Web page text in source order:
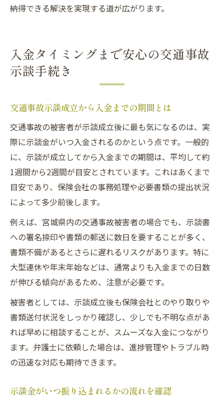
納得できる解決を実現する道が広がります。
入金タイミングまで安心の交通事故
示談手続き
交通事故示談成立から入金までの期間とは
交通事故の被害者が示談成立後に最も気になるのは、実
際に示談金がいつ入金されるのかという点です。一般的
に、示談が成立してから入金までの期間は、平均して約
1週間から2週間が目安とされています。これはあくまで
目安であり、保険会社の事務処理や必要書類の提出状況
によって多少前後します。
例えば、宮城県内の交通事故被害者の場合でも、示談書
への署名捺印や書類の郵送に数日を要することが多く、
書類不備があるとさらに遅れるリスクがあります。特に
大型連休や年末年始などは、通常よりも入金までの日数
が伸びる傾向があるため、注意が必要です。
被害者としては、示談成立後も保険会社とのやり取りや
書類送付状況をしっかり確認し、少しでも不明な点があ
れば早めに相談することが、スムーズな入金につながり
ます。弁護士に依頼した場合は、進捗管理やトラブル時
の迅速な対応も期待できます。
示談金がいつ振り込まれるかの流れを確認